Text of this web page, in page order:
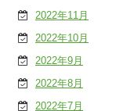
2022年11月
2022年10月
2022年9月
2022年8月
2022年7月